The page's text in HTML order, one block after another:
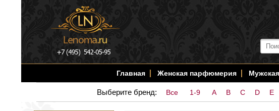
Главная Женская парфюмерия
Выберите бренд: Все 1-9 A B C D E